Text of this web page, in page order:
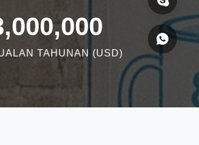
TAHUNAN (USD)